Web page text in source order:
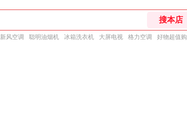
新风空调 聪明油烟机 冰箱洗衣机 大屏电视 格力空调 好物超值购